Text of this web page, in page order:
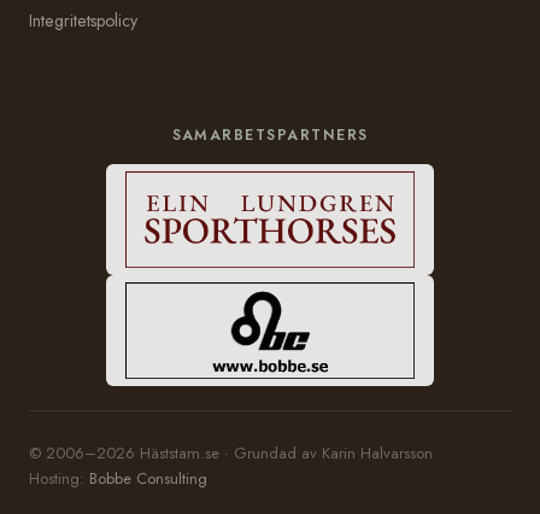
Integritetspolicy
SAMARBETSPARTNERS
© 2006–2026 Häststam.se · Grundad av Karin Halvarsson
Hosting: Bobbe Consulting